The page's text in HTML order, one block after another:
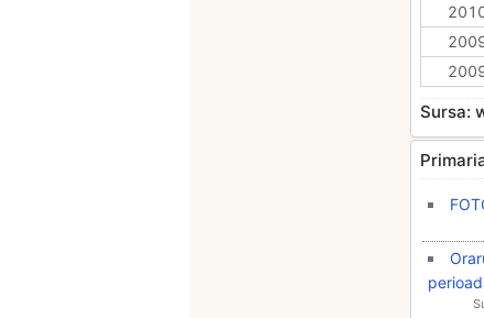
Sursa: